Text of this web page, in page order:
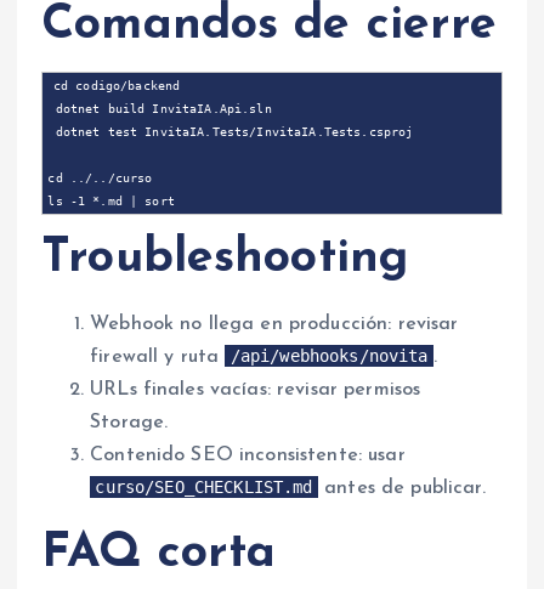
Comandos de cierre
cd codigo/backend
dotnet build InvitaIA.Api.sln
dotnet test InvitaIA.Tests/InvitaIA.Tests.csproj
cd ../../curso
Troubleshooting
Webhook no llega en producción: revisar
firewall y ruta
/api/webhooks/novita .
URLs finales vacías: revisar permisos
Storage.
Contenido SEO inconsistente: usar
curso/SEO_CHECKLIST.md
antes de publicar.
FAQ corta